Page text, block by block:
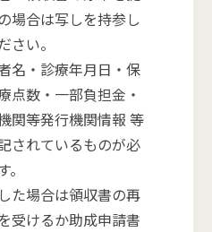
場合は写しを持参し
さい。
名・診療年月日・保
点数・一部負担金・
関等発行機関情報 等
されているものが必
。
た場合は領収書の再
受けるか助成申請書